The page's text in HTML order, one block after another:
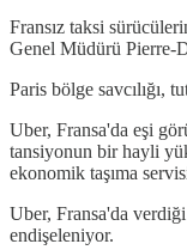
Fransız taksi
Genel Müdürü Pierre-
Paris bölge savcılığı,
Uber, Fransa'da eşi
tansiyonun bir hayli
ekonomik taşıma
Uber, Fransa'da
endişeleniyor.